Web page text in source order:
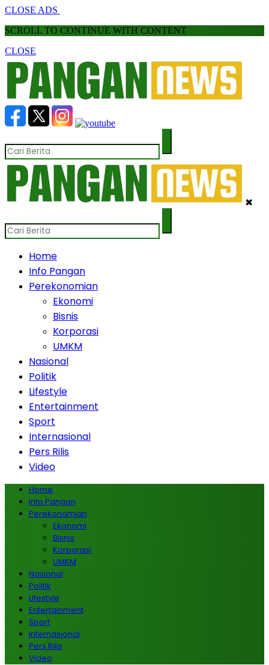
CLOSE ADS
SCROLL TO CONTINUE WITH CONTENT
CLOSE
✖
Home
Info Pangan
Perekonomian
Ekonomi
Bisnis
Korporasi
UMKM
Nasional
Politik
Lifestyle
Entertainment
Sport
Internasional
Pers Rilis
Video
Home
Info Pangan
Perekonomian
Ekonomi
Bisnis
Korporasi
UMKM
Nasional
Politik
Lifestyle
Entertainment
Sport
Internasional
Pers Rilis
Video